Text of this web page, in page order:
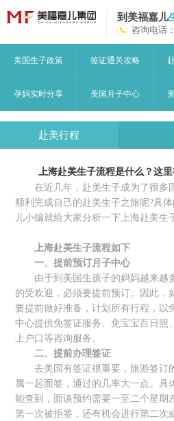
到美福嘉儿
咨询电话：
美国生子政策 签证通关攻略
孕妈实时分享 美国月子中心
赴美行程
上海赴美生子流程是什么？这
在近几年，赴美生子成为了很多
顺利完成自己的赴美生子之旅呢?具
儿小编就给大家分析一下上海赴美生
上海赴美生子流程如下
一、提前预订月子中心
由于到美国生孩子的妈妈越来越
的受欢迎，必须要提前预订。因此，
要提前做好准备，计划所有行程，以
中心提供免签证服务、免宝宝百日照
上户口等咨询服务。
二、提前办理签证
去美国有签证很重要，旅游签订
属一起面签，通过的几率大一点。具
能查到，面谈预约需要一至二个星期
第一次被拒签，还有机会进行第二次